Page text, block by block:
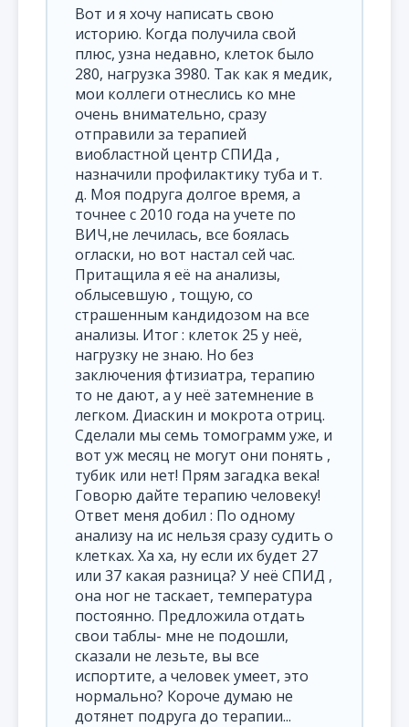
Вот и я хочу написать свою
историю. Когда получила свой
плюс, узна недавно, клеток было
280, нагрузка 3980. Так как я медик,
мои коллеги отнеслись ко мне
очень внимательно, сразу
отправили за терапией
виобластной центр СПИДа ,
назначили профилактику туба и т.
д. Моя подруга долгое время, а
точнее с 2010 года на учете по
ВИЧ,не лечилась, все боялась
огласки, но вот настал сей час.
Притащила я её на анализы,
облысевшую , тощую, со
страшенным кандидозом на все
анализы. Итог : клеток 25 у неё,
нагрузку не знаю. Но без
заключения фтизиатра, терапию
то не дают, а у неё затемнение в
легком. Диаскин и мокрота отриц.
Сделали мы семь томограмм уже, и
вот уж месяц не могут они понять ,
тубик или нет! Прям загадка века!
Говорю дайте терапию человеку!
Ответ меня добил : По одному
анализу на ис нельзя сразу судить о
клетках. Ха ха, ну если их будет 27
или 37 какая разница? У неё СПИД ,
она ног не таскает, температура
постоянно. Предложила отдать
свои таблы- мне не подошли,
сказали не лезьте, вы все
испортите, а человек умеет, это
нормально? Короче думаю не
дотянет подруга до терапии...